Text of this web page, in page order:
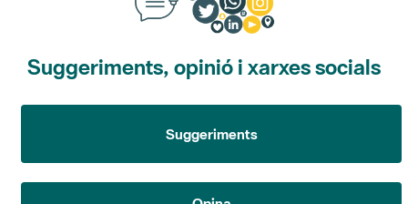
Suggeriments
Opina
Xarxes socials